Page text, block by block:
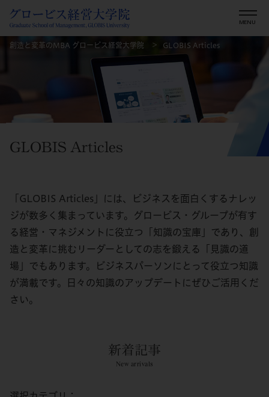
創造と変革のMBA グロービス経営大学院 GLOBIS Articles
GLOBIS Articles
「GLOBIS Articles」には、ビジネスを面白くするナレッ
ジが数多く集まっています。グロービス・グループが有す
る経営・マネジメントに役立つ「知識の宝庫」であり、創
造と変革に挑むリーダーとしての志を鍛える「見識の道
場」でもあります。ビジネスパーソンにとって役立つ知識
が満載です。日々の知識のアップデートにぜひご活用くだ
さい。
新着記事
New arrivals